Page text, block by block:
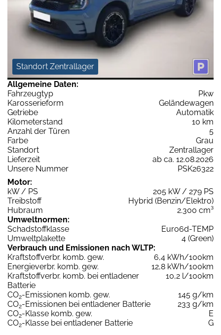
Standort Zentrallager
Allgemeine Daten:
Fahrzeugtyp
Pkw
Karosserieform
Geländewagen
Getriebe
Automatik
Kilometerstand
10 km
Anzahl der Türen
5
Farbe
Grau
Standort
Zentrallager
Lieferzeit
ab ca. 12.08.2026
Unsere Nummer
PSK26322
Motor:
kW / PS
205 kW / 279 PS
Treibstoff
Hybrid (Benzin/Elektro)
Hubraum
2.300 cm³
Umweltnormen:
Schadstoffklasse
Euro6d-TEMP
Umweltplakette
4 (Green)
Verbrauch und Emissionen nach WLTP:
Kraftstoffverbr. komb. gew.
6,4 kWh/100km
Energieverbr. komb. gew.
12,8 kWh/100km
Kraftstoffverbr. komb. bei entladener
Batterie
10,2 l/100km
CO2-Emissionen komb. gew.
145 g/km
CO2-Emissionen bei entladener Batterie
233 g/km
CO2-Klasse komb. gew.
E
CO2-Klasse bei entladener Batterie
G